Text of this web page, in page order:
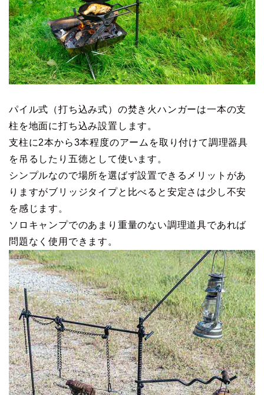
パイル式（打ち込み式）の焚き火ハンガーは一本の支
柱を地面に打ち込み設置します。
支柱に2本から3本程度のアームを取り付けて調理器具
を吊るしたり五徳として使います。
シンプルなので場所を選ばず設置できるメリットがあ
りますがブリッジタイプと比べると安定さは少し不安
を感じます。
ソロキャンプでのあまり重量のない調理道具であれば
問題なく使用できます。